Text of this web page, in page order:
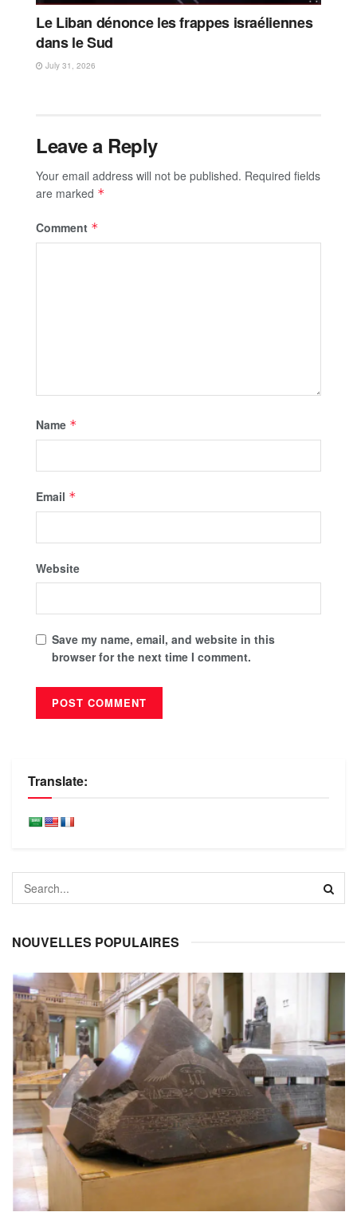
Le Liban dénonce les frappes israéliennes
dans le Sud
July 31, 2026
Leave a Reply
Your email address will not be published. Required fields
are marked *
Comment *
Name *
Email *
Website
Save my name, email, and website in this
browser for the next time I comment.
Translate:
NOUVELLES POPULAIRES